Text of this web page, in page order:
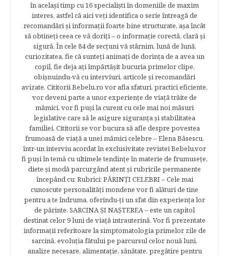
în acelaşi timp cu 16 specialişti în domeniile de maxim
interes, astfel că aici veţi identifica o serie întreagă de
recomandări şi informaţii foarte bine structurate, aşa încât
să obtineţi ceea ce vă doriţi – o informaţie corectă, clară şi
sigură. În cele 84 de secțuni vă stârnim, lună de lună,
curiozitatea, fie că sunteţi animaţi de dorinţa de a avea un
copil, fie deja aţi împărtăşit bucuria primelor clipe,
obişnuindu-vă cu interviuri, articole şi recomandări
avizate. Cititorii Bebelu.ro vor afla sfaturi, practici eficiente,
vor deveni parte a unor experienţe de viaţă trăite de
mămici, vor fi puşi la curent cu cele mai noi măsuri
legislative care să le asigure siguranţa şi stabilitatea
familiei. Cititorii se vor bucura să afle despre povestea
frumoasă de viață a unei mămici celebre – Elena Băsescu,
într-un interviu acordat în exclusivitate revistei Bebelu,vor
fi puşi în temă cu ultimele tendinţe în materie de frumuseţe,
diete şi modă parcurgând atent şi rubricile permanente
începând cu: Rubrici: PĂRINŢI CELEBRI – Cele mai
cunoscute personalităţi mondene vor fi alături de tine
pentru a te îndruma, oferindu-ţi un sfat din experienţa lor
de părinte. SARCINA ŞI NAŞTEREA – este un capitol
destinat celor 9 luni de viaţă intrauterină. Vor fi prezentate
informaţii referitoare la simptomatologia primelor zile de
sarcină, evoluţia fătului pe parcursul celor nouă luni,
analize necesare, alimentaţie, sănătate, pregătire pentru